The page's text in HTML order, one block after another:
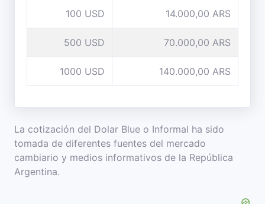
100 USD 14.000,00 ARS
500 USD 70.000,00 ARS
1000 USD 140.000,00 ARS
La cotización del Dolar Blue o Informal ha sido
tomada de diferentes fuentes del mercado
cambiario y medios informativos de la República
Argentina.